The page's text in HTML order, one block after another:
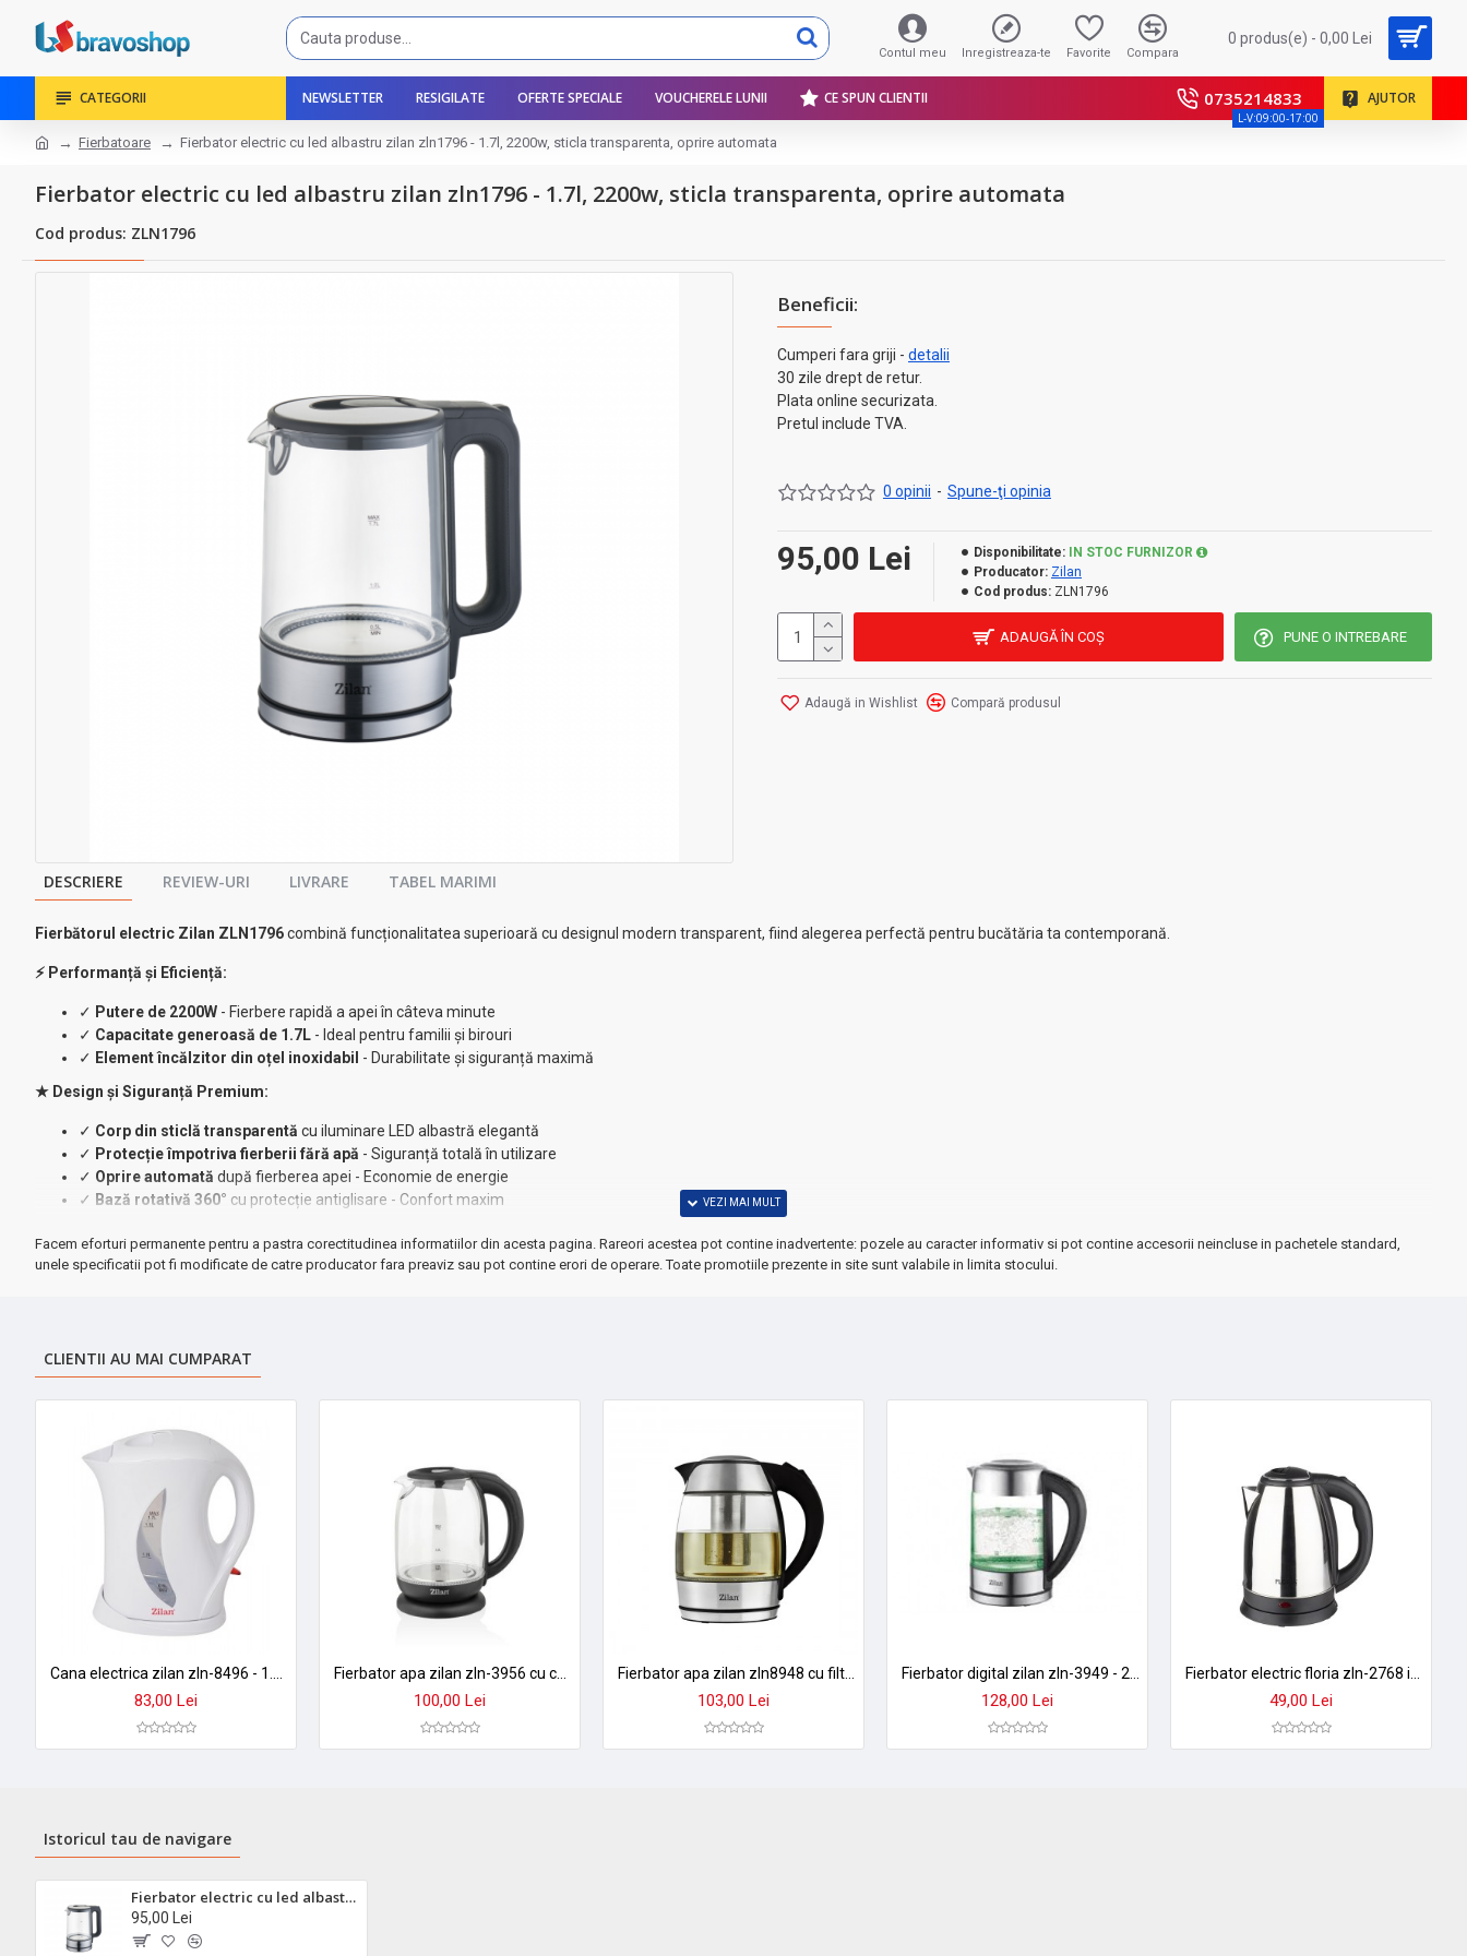
Contul meu Inregistreaza-te Favorite Compara
0 produs(e) - 0,00 Lei
CATEGORII NEWSLETTER RESIGILATE OFERTE SPECIALE VOUCHERELE LUNII CE SPUN CLIENTII 0735214833
L-V:09:00-17:00
AJUTOR
Fierbatoare Fierbator electric cu led albastru zilan zln1796 - 1.7l, 2200w, sticla transparenta, oprire automata
Fierbator electric cu led albastru zilan zln1796 - 1.7l, 2200w, sticla transparenta, oprire automata
Cod produs: ZLN1796
Beneficii:
Cumperi fara griji - detalii
30 zile drept de retur.
Plata online securizata.
Pretul include TVA.
0 opinii - Spune-ţi opinia
95,00 Lei Disponibilitate:
IN STOC FURNIZOR
Producator: Zilan
Cod produs: ZLN1796
ADAUGĂ ÎN COŞ PUNE O INTREBARE
Adaugă in Wishlist Compară produsul
DESCRIERE REVIEW-URI LIVRARE TABEL MARIMI
Fierbătorul electric Zilan ZLN1796combină funcționalitatea superioară cu designul modern transparent, fiind alegerea perfectă pentru bucătăria ta contemporană.
⚡ Performanță și Eficiență:
✓ Putere de 2200W - Fierbere rapidă a apei în câteva minute
✓ Capacitate generoasă de 1.7L - Ideal pentru familii și birouri
✓ Element încălzitor din oțel inoxidabil - Durabilitate și siguranță maximă
★ Design și Siguranță Premium:
✓ Corp din sticlă transparentă cu iluminare LED albastră elegantă
✓ Protecție împotriva fierberii fără apă - Siguranță totală în utilizare
✓ Oprire automată după fierberea apei - Economie de energie
✓ Bază rotativă 360° cu protecție antiglisare - Confort maxim
• Putere: AC 220-240V, 50Hz/60Hz, 1850-2200W
➤Perfect pentru:Ceai, cafea, supe instant și alte băuturi calde
Facem eforturi permanente pentru a pastra corectitudinea informatiilor din acesta pagina. Rareori acestea pot contine inadvertente: pozele au caracter informativ si pot contine accesorii neincluse in pachetele standard,
unele specificatii pot fi modificate de catre producator fara preaviz sau pot contine erori de operare. Toate promotiile prezente in site sunt valabile in limita stocului.
CLIENTII AU MAI CUMPARAT
Cana electrica zilan zln-8496 - 1.7l, 2200w, design alb modern cu indicator luminos
83,00 Lei
Fierbator apa zilan zln-3956 cu control temperatura 60-100°c, iluminare led, sticla 1.7l, 2200w
100,00 Lei
Fierbator apa zilan zln8948 cu filtru de ceai, 1,8l, 2200w - oprire automata
103,00 Lei
Fierbator digital zilan zln-3949 - 2200w, 1.7l, control temperatura 5 trepte, iluminare led, sticla-inox
128,00 Lei
Fierbator electric floria zln-2768 inox - 1.8l, 1500w, baza rotativa 360°, auto-oprire
49,00 Lei
Istoricul tau de navigare
Fierbator electric cu led albastru zilan zln1796 - 1.7l, 2200w, sticla transparenta, oprire automata
95,00 Lei